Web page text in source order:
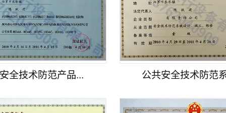
全技术防范产品... 公共安全技术防范